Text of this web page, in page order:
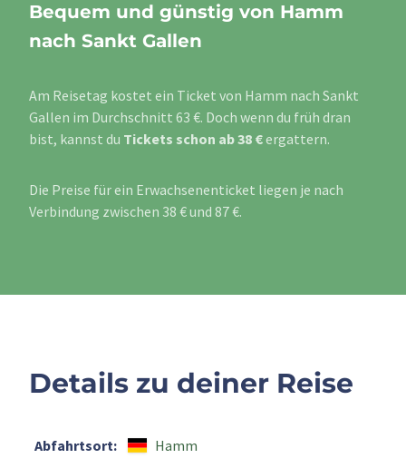
Bequem und günstig von Hamm
nach Sankt Gallen
Am Reisetag kostet ein Ticket von Hamm nach Sankt
Gallen im Durchschnitt 63 €. Doch wenn du früh dran
bist, kannst du Tickets schon ab 38 €ergattern.
Die Preise für ein Erwachsenenticket liegen je nach
Verbindung zwischen 38 € und 87 €.
Details zu deiner Reise
Abfahrtsort:
Hamm